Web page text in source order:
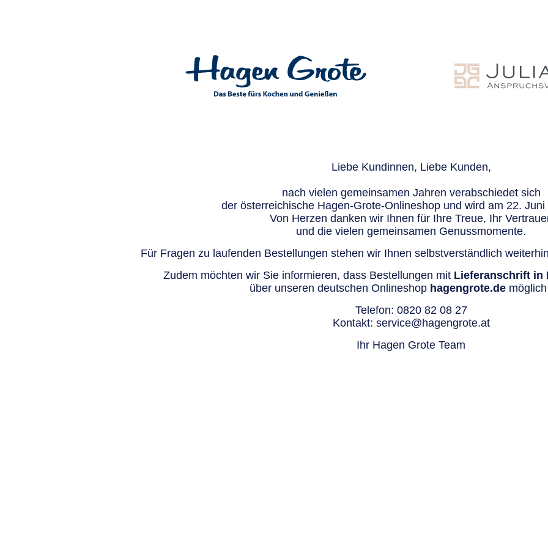
Liebe Kundinnen, Liebe Kunden,
nach vielen gemeinsamen Jahren verabschiedet sich
der österreichische Hagen-Grote-Onlineshop und wird am 22. Juni
Von Herzen danken wir Ihnen für Ihre Treue, Ihr
und die vielen gemeinsamen Genussmomente.
Für Fragen zu laufenden Bestellungen stehen wir Ihnen selbstverständlich
Zudem möchten wir Sie informieren, dass Bestellungen mit Lieferanschrift in
über unseren deutschen Onlineshop hagengrote.demöglich
Telefon: 0820 82 08 27
Kontakt: service@hagengrote.at
Ihr Hagen Grote Team